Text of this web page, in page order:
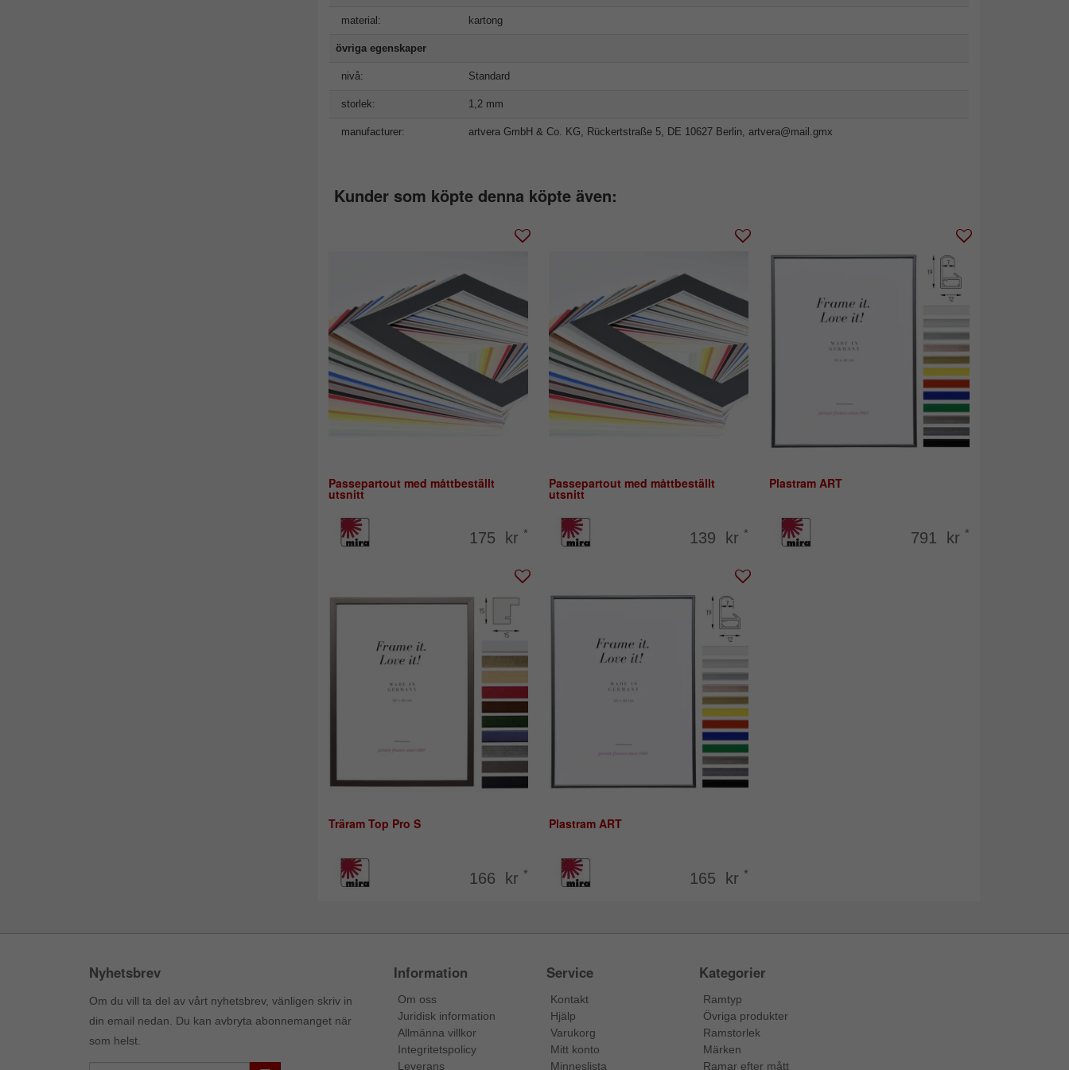
material: kartong
övriga egenskaper
nivå: Standard
storlek: 1,2 mm
manufacturer: artvera GmbH & Co. KG, Rückertstraße 5, DE 10627 Berlin, artvera@mail.gmx
Kunder som köpte denna köpte även:
Passepartout med måttbeställt
utsnitt
175 kr *
Passepartout med måttbeställt
utsnitt
139 kr *
Plastram ART
791 kr *
Träram Top Pro S
166 kr *
Plastram ART
165 kr *
Nyhetsbrev
Om du vill ta del av vårt nyhetsbrev, vänligen skriv in
din email nedan. Du kan avbryta abonnemanget när
som helst.
Information
Om oss
Juridisk information
Allmänna villkor
Integritetspolicy
Leverans
Service
Kontakt
Hjälp
Varukorg
Mitt konto
Minneslista
Kategorier
Ramtyp
Övriga produkter
Ramstorlek
Märken
Ramar efter mått